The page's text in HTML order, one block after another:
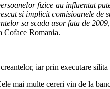
fizice au influentat
si implicit comisioanele de
sa scada usor fata de
Coface Romania.
iar prin executare silita
mai multe cereri vin de la